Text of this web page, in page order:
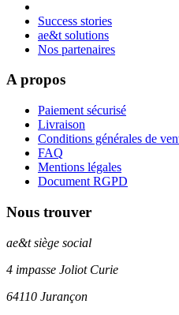
Success stories
ae&t solutions
Nos partenaires
A propos
Paiement sécurisé
Livraison
Conditions générales de
FAQ
Mentions légales
Document RGPD
Nous trouver
ae&tsiège social
4 impasse Joliot Curie
64110 Jurançon